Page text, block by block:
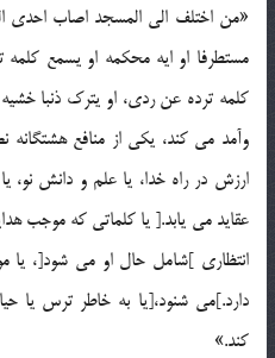
«من اختلف الی المسجد اصاب احدی
مستطرفا او ایه محکمه او یسمع
وآمد می کند، یکی از منافع
ارزش در راه خدا، یا علم و دانش نو،
عقاید می یابد.[ یا کلماتی که موجب
انتظاری ]شامل حال او می شود[، یا
دارد.]می شنود،[یا به خاطر ترس یا
کند.»